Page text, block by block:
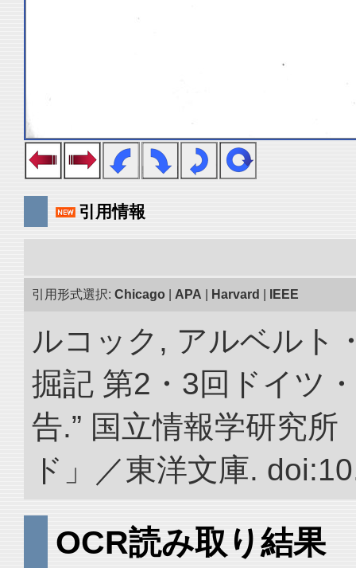
引用情報
引用形式選択: Chicago APA Harvard IEEE
ルコック, アルベルト
掘記 第2・3回ドイツ
告.” 国立情報学研究
ド」／東洋文庫.
OCR読み取り結果